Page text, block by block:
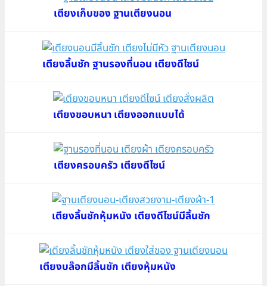
เตียงเก็บของ ฐานเตียงนอน
เตียงลิ้นชัก ฐานรองที่นอน เตียงดีไซน์
เตียงขอบหนา เตียงออกแบบได้
เตียงครอบครัว เตียงดีไซน์
เตียงลิ้นชักหุ้มหนัง เตียงดีไซน์มีลิ้นชัก
เตียงบล๊อกมีลิ้นชัก เตียงหุ้มหนัง